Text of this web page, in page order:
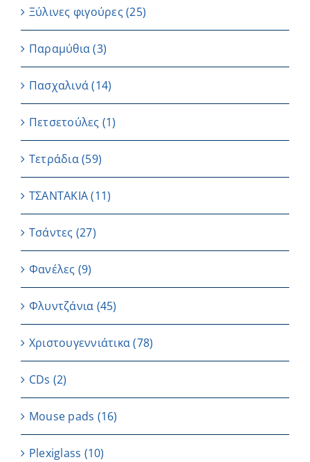
Ξύλινες φιγούρες(25)
Παραμύθια (3)
Πασχαλινά (14)
Πετσετούλες (1)
Τετράδια(59)
ΤΣΑΝΤΑΚΙΑ (11)
Τσάντες (27)
Φανέλες (9)
Φλυντζάνια (45)
Χριστουγεννιάτικα(78)
CDs (2)
Μouse pads (16)
Plexiglass (10)